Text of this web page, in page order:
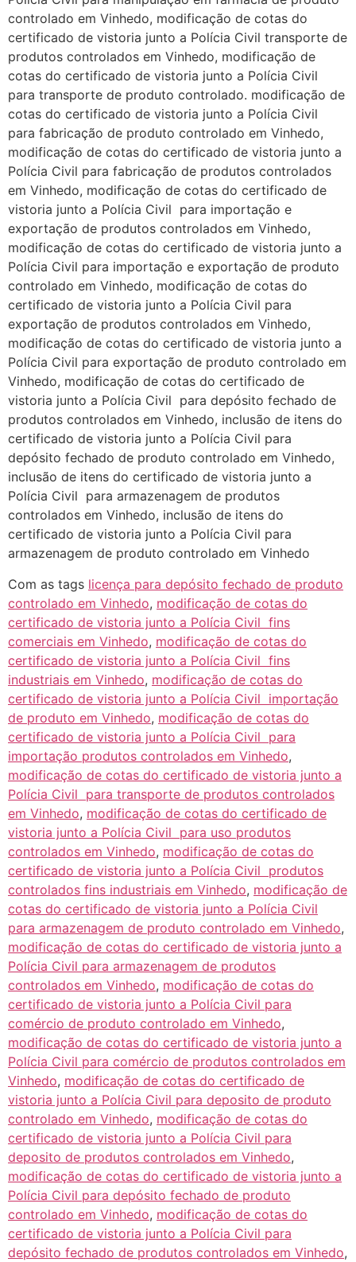
controlado em Vinhedo, modificação de cotas do
certificado de vistoria junto a Polícia Civil transporte de
produtos controlados em Vinhedo, modificação de
cotas do certificado de vistoria junto a Polícia Civil
para transporte de produto controlado. modificação de
cotas do certificado de vistoria junto a Polícia Civil
para fabricação de produto controlado em Vinhedo,
modificação de cotas do certificado de vistoria junto a
Polícia Civil para fabricação de produtos controlados
em Vinhedo, modificação de cotas do certificado de
vistoria junto a Polícia Civil para importação e
exportação de produtos controlados em Vinhedo,
modificação de cotas do certificado de vistoria junto a
Polícia Civil para importação e exportação de produto
controlado em Vinhedo, modificação de cotas do
certificado de vistoria junto a Polícia Civil para
exportação de produtos controlados em Vinhedo,
modificação de cotas do certificado de vistoria junto a
Polícia Civil para exportação de produto controlado em
Vinhedo, modificação de cotas do certificado de
vistoria junto a Polícia Civil para depósito fechado de
produtos controlados em Vinhedo, inclusão de itens do
certificado de vistoria junto a Polícia Civil para
depósito fechado de produto controlado em Vinhedo,
inclusão de itens do certificado de vistoria junto a
Polícia Civil para armazenagem de produtos
controlados em Vinhedo, inclusão de itens do
certificado de vistoria junto a Polícia Civil para
armazenagem de produto controlado em Vinhedo
Com as tags licença para depósito fechado de produto
controlado em Vinhedo, modificação de cotas do
certificado de vistoria junto a Polícia Civil fins
comerciais em Vinhedo, modificação de cotas do
certificado de vistoria junto a Polícia Civil fins
industriais em Vinhedo, modificação de cotas do
certificado de vistoria junto a Polícia Civil importação
de produto em Vinhedo, modificação de cotas do
certificado de vistoria junto a Polícia Civil para
importação produtos controlados em Vinhedo,
modificação de cotas do certificado de vistoria junto a
Polícia Civil para transporte de produtos controlados
em Vinhedo, modificação de cotas do certificado de
vistoria junto a Polícia Civil para uso produtos
controlados em Vinhedo, modificação de cotas do
certificado de vistoria junto a Polícia Civil produtos
controlados fins industriais em Vinhedo, modificação de
cotas do certificado de vistoria junto a Polícia Civil
para armazenagem de produto controlado em Vinhedo,
modificação de cotas do certificado de vistoria junto a
Polícia Civil para armazenagem de produtos
controlados em Vinhedo, modificação de cotas do
certificado de vistoria junto a Polícia Civil para
comércio de produto controlado em Vinhedo,
modificação de cotas do certificado de vistoria junto a
Polícia Civil para comércio de produtos controlados em
Vinhedo, modificação de cotas do certificado de
vistoria junto a Polícia Civil para deposito de produto
controlado em Vinhedo, modificação de cotas do
certificado de vistoria junto a Polícia Civil para
deposito de produtos controlados em Vinhedo,
modificação de cotas do certificado de vistoria junto a
Polícia Civil para depósito fechado de produto
controlado em Vinhedo, modificação de cotas do
certificado de vistoria junto a Polícia Civil para
depósito fechado de produtos controlados em Vinhedo,